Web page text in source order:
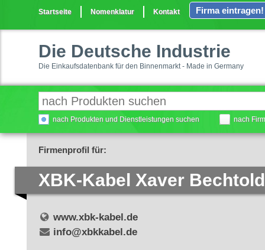
Startseite Nomenklatur Kontakt Firma eintragen!
Die Deutsche Industrie
Die Einkaufsdatenbank für den Binnenmarkt - Made in Germany
nach Produkten und Dienstleistungen suchen nach
Firmenprofil für:
XBK-Kabel Xaver
www.xbk-kabel.de
info@xbkkabel.de